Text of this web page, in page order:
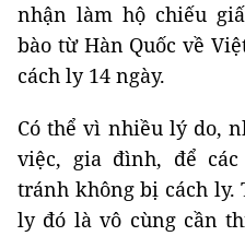
nhận làm hộ chiếu
bào từ Hàn Quốc về
cách ly 14 ngày.
Có thể vì nhiều lý do,
việc, gia đình, để
tránh không bị cách ly.
ly đó là vô cùng cần